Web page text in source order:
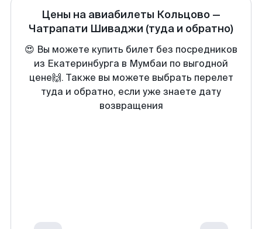
Цены на авиабилеты Кольцово —
Чатрапати Шиваджи (туда и обратно)
😍 Вы можете купить билет без посредников
из Екатеринбурга в Мумбаи по выгодной
цене🙌. Также вы можете выбрать перелет
туда и обратно, если уже знаете дату
возвращения